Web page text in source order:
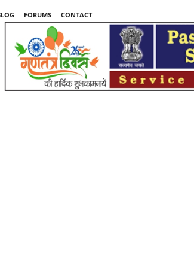
FORUMS
CONTACT